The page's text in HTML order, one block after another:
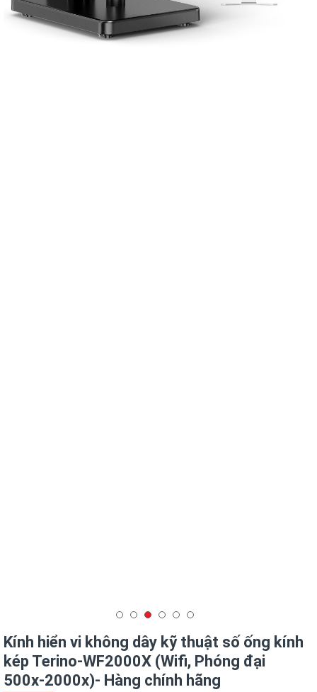
Kính hiển vi không dây kỹ thuật số ống kính
kép Terino-WF2000X (Wifi, Phóng đại
500x-2000x)- Hàng chính hãng